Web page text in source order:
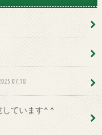
しています^ ^